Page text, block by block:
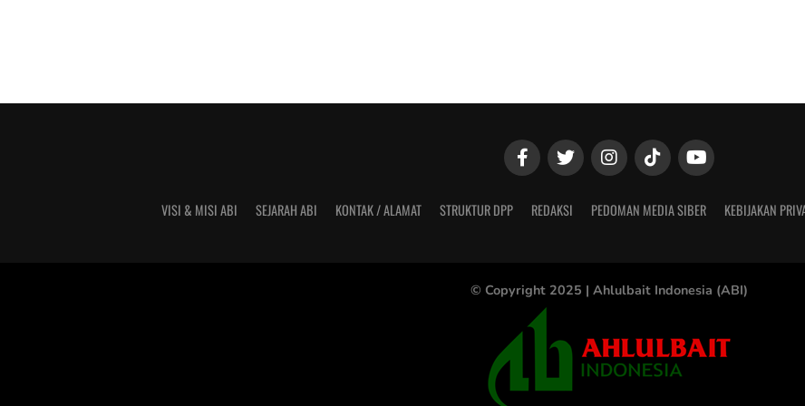
VISI & MISI ABI SEJARAH ABI KONTAK / ALAMAT STRUKTUR DPP REDAKSI PEDOMAN MEDIA SIBER KEBIJAKAN
© Copyright 2025 | Ahlulbait Indonesia (ABI)